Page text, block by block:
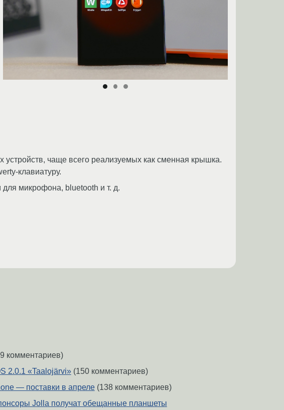
чаще всего реализуемых как сменная крышка.
клавиатуру.
микрофона, bluetooth и т. д.
комментариев)
2.0.1 «Taalojärvi»(150 комментариев)
— поставки в апреле(138 комментариев)
Jolla получат обещанные планшеты